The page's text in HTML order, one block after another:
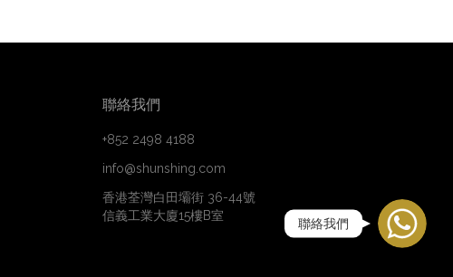
聯絡我們
+852 2498 4188
info@shunshing.com
香港荃灣白田壩街 36-44號
信義工業大廈15樓B室
WhatsApp
聯絡我們